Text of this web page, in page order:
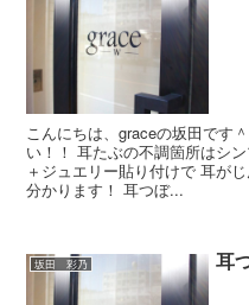
こんにちは、graceの坂田です
い！！ 耳たぶの不調箇所はシ
＋ジュエリー貼り付けで 耳が
分かります！ 耳つぼ...
坂田 彩乃 耳